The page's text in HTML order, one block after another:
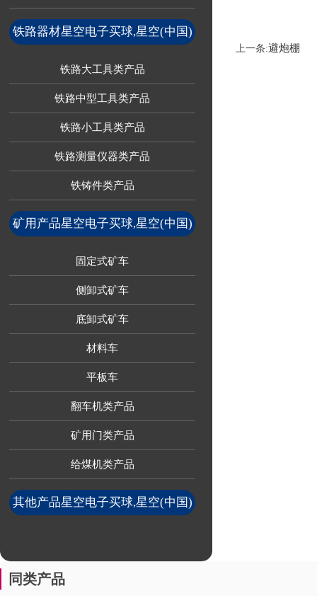
铁路器材星空电子买球,星空(中国)
铁路大工具类产品
铁路中型工具类产品
铁路小工具类产品
铁路测量仪器类产品
铁铸件类产品
矿用产品星空电子买球,星空(中国)
固定式矿车
侧卸式矿车
底卸式矿车
材料车
平板车
翻车机类产品
矿用门类产品
给煤机类产品
其他产品星空电子买球,星空(中国)
上一条:避炮棚
同类产品